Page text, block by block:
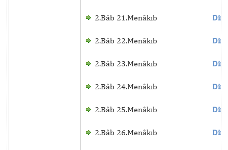
2.Bâb 21.Menâkıb
2.Bâb 22.Menâkıb
2.Bâb 23.Menâkıb
2.Bâb 24.Menâkıb
2.Bâb 25.Menâkıb
2.Bâb 26.Menâkıb